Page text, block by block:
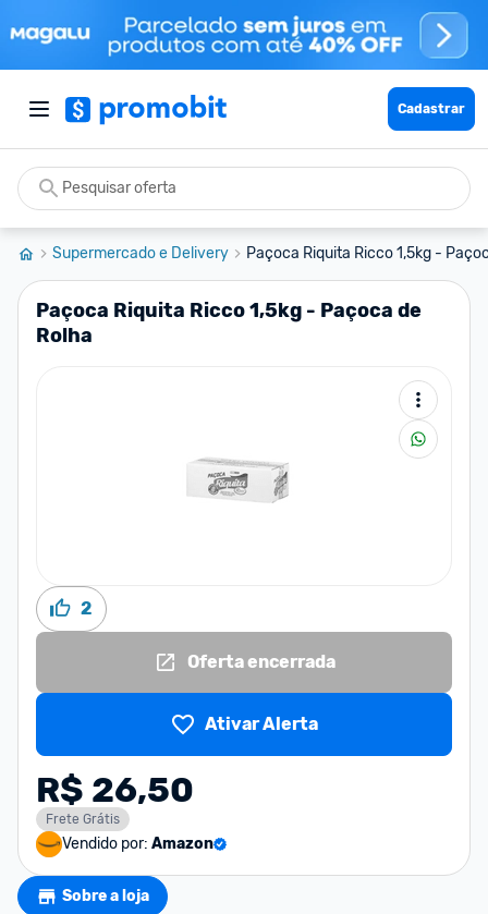
Cadastrar
Supermercado e Delivery Paçoca Riquita Ricco 1,5kg -
Paçoca Riquita Ricco 1,5kg - Paçoca de
Rolha
2
Oferta encerrada
Ativar Alerta
R$ 26,50
Frete Grátis
Vendido por: Amazon
Sobre a loja